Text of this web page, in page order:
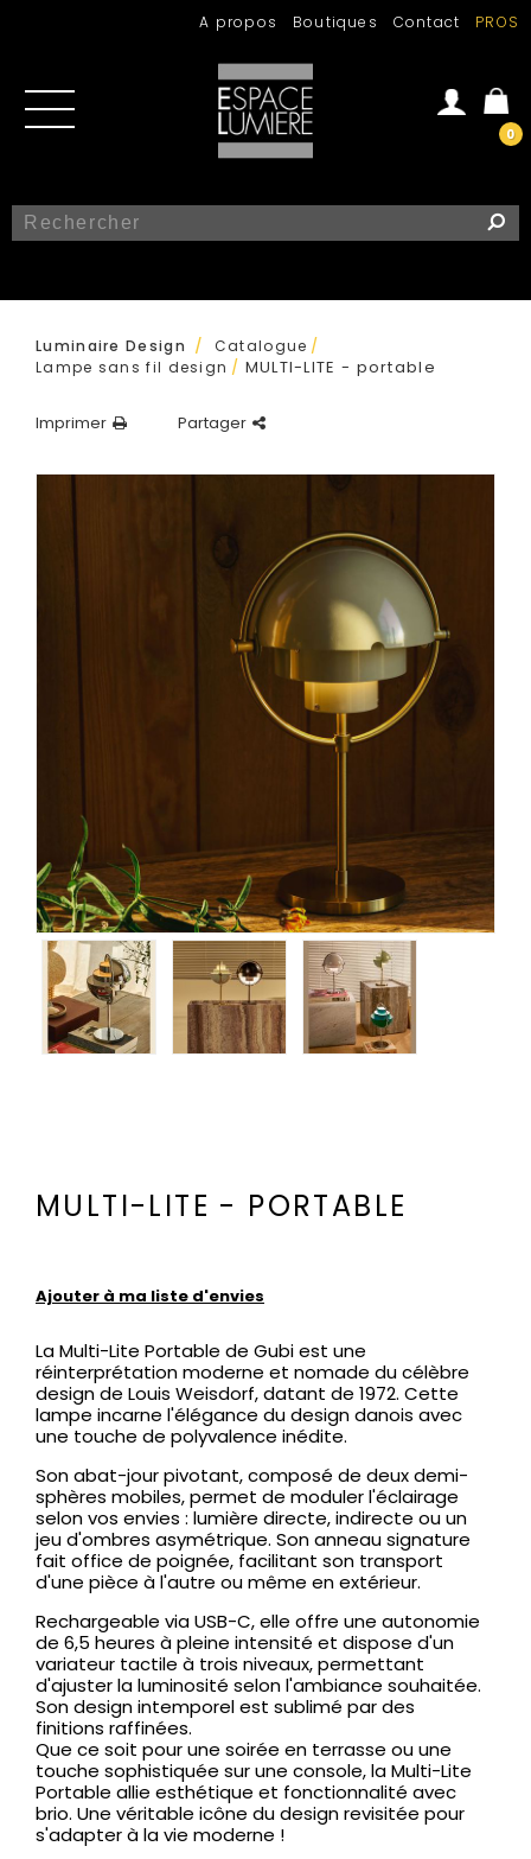
A propos Boutiques Contact PROS
0
Se connecter
Luminaire Design / Catalogue /
Lampe sans fil design / MULTI-LITE - portable
Imprimer Partager
MULTI-LITE - PORTABLE
Ajouter à ma liste d'envies
La Multi-Lite Portable de Gubi est une
réinterprétation moderne et nomade du célèbre
design de Louis Weisdorf, datant de 1972. Cette
lampe incarne l'élégance du design danois avec
une touche de polyvalence inédite.
Son abat-jour pivotant, composé de deux demi-
sphères mobiles, permet de moduler l'éclairage
selon vos envies : lumière directe, indirecte ou un
jeu d'ombres asymétrique. Son anneau signature
fait office de poignée, facilitant son transport
d'une pièce à l'autre ou même en extérieur.
Rechargeable via USB-C, elle offre une autonomie
de 6,5 heures à pleine intensité et dispose d'un
variateur tactile à trois niveaux, permettant
d'ajuster la luminosité selon l'ambiance souhaitée.
Son design intemporel est sublimé par des
finitions raffinées.
Que ce soit pour une soirée en terrasse ou une
touche sophistiquée sur une console, la Multi-Lite
Portable allie esthétique et fonctionnalité avec
brio. Une véritable icône du design revisitée pour
s'adapter à la vie moderne !